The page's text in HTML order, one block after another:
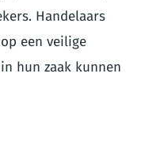
Handelaars
een veilige
hun zaak kunnen